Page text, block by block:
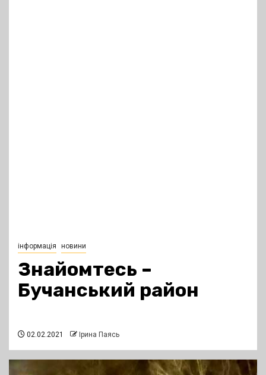
інформація новини
Знайомтесь –
Бучанський район
02.02.2021 Ірина Паясь